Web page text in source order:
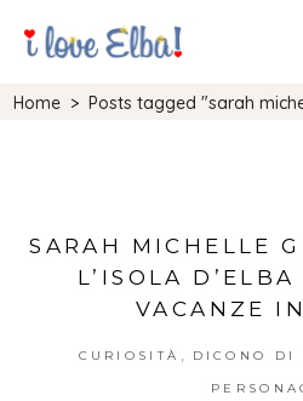
Home >Posts tagged "sarah
SARAH MICHELLE
L’ISOLA
VACANZE
CURIOSITÀ , DICONO DI